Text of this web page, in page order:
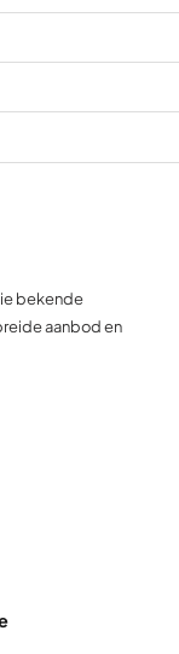
bekende
aanbod en